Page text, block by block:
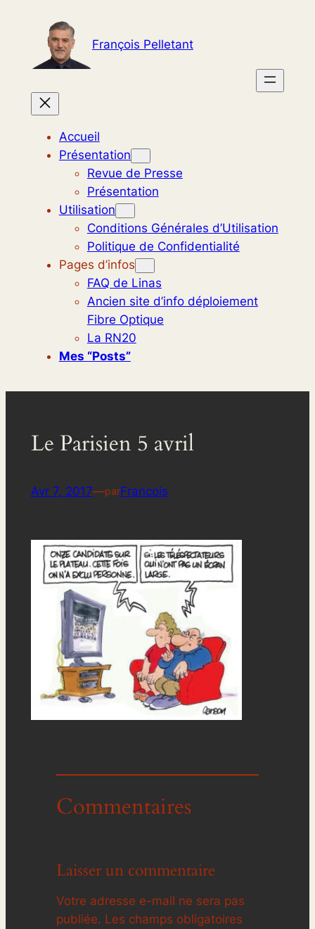
contenu
François Pelletant
Accueil
Présentation
Revue de Presse
Présentation
Utilisation
Conditions Générales d’Utilisation
Politique de Confidentialité
Pages d’infos
FAQ de Linas
Ancien site d’info déploiement
Fibre Optique
La RN20
Mes “posts”
Le Parisien 5 avril
Avr 7, 2017—parFrancois
Commentaires
Laisser un commentaire
Votre adresse e-mail ne sera pas
publiée. Les champs obligatoires